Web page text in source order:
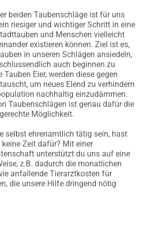
beiden Taubenschläge ist für uns
riesiger und wichtiger Schritt in eine
und Menschen vielleicht
existieren können. Ziel ist es,
in unseren Schlägen ansiedeln,
auch beginnen zu
Tauben Eier, werden diese gegen
um neues Elend zu verhindern
nachhaltig einzudämmen.
Taubenschlägen ist genau dafür die
Möglichkeit.
selbst ehrenamtlich tätig sein, hast
Zeit dafür? Mit einer
unterstützt du uns auf eine
z.B. dadurch die monatlichen
anfallende Tierarztkosten für
die unsere Hilfe dringend nötig